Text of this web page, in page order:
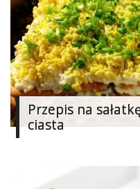
Przepis na
ciasta